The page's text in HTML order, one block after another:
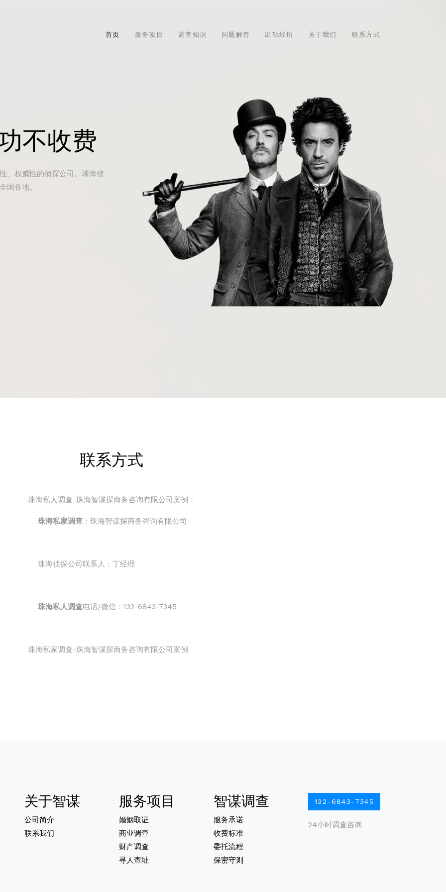
首页 服务项目 调查知识 问题解答 出轨经历 关于我们 联系方式
不收费
、权威性的侦探公司。珠海侦
国各地。
联系方式
珠海私人调查-珠海智谋探商务咨询有限公司案例：
珠海私家调查：珠海智谋探商务咨询有限公司
珠海侦探公司联系人：丁经理
珠海私人调查电话/微信：132-6843-7345
珠海私家调查-珠海智谋探商务咨询有限公司案例
关于智谋
公司简介
联系我们
服务项目
婚姻取证
商业调查
财产调查
寻人查址
智谋调查
服务承诺
收费标准
委托流程
保密守则
132-6843-7345
24小时调查咨询